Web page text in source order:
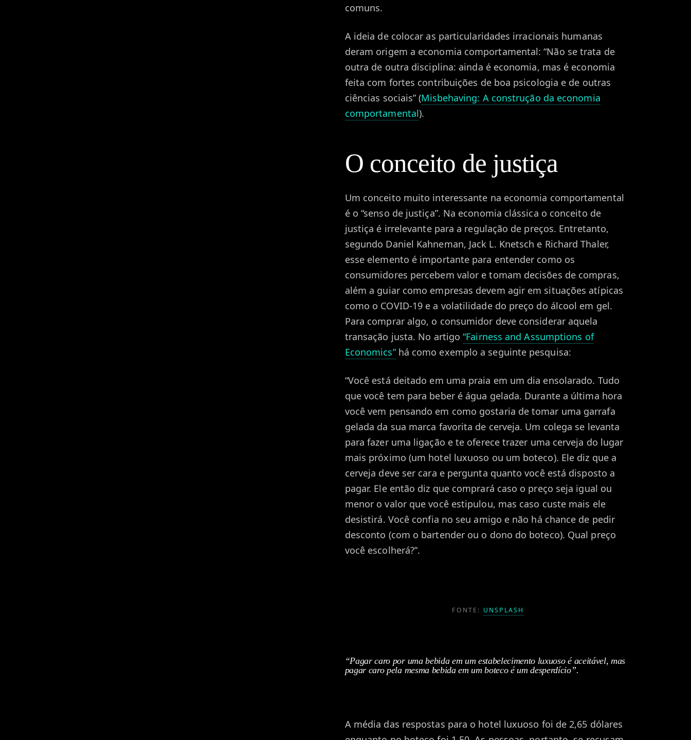
comuns.
A ideia de colocar as particularidades irracionais humanas
deram origem a economia comportamental: “Não se trata de
outra de outra disciplina: ainda é economia, mas é economia
feita com fortes contribuições de boa psicologia e de outras
ciências sociais” (Misbehaving: A construção da economia
comportamental).
O conceito de justiça
Um conceito muito interessante na economia comportamental
é o “senso de justiça”. Na economia clássica o conceito de
justiça é irrelevante para a regulação de preços. Entretanto,
segundo Daniel Kahneman, Jack L. Knetsch e Richard Thaler,
esse elemento é importante para entender como os
consumidores percebem valor e tomam decisões de compras,
além a guiar como empresas devem agir em situações atípicas
como o COVID-19 e a volatilidade do preço do álcool em gel.
Para comprar algo, o consumidor deve considerar aquela
transação justa. No artigo“Fairness and Assumptions of
Economics”há como exemplo a seguinte pesquisa:
“Você está deitado em uma praia em um dia ensolarado. Tudo
que você tem para beber é água gelada. Durante a última hora
você vem pensando em como gostaria de tomar uma garrafa
gelada da sua marca favorita de cerveja. Um colega se levanta
para fazer uma ligação e te oferece trazer uma cerveja do lugar
mais próximo (um hotel luxuoso ou um boteco). Ele diz que a
cerveja deve ser cara e pergunta quanto você está disposto a
pagar. Ele então diz que comprará caso o preço seja igual ou
menor o valor que você estipulou, mas caso custe mais ele
desistirá. Você confia no seu amigo e não há chance de pedir
desconto (com o bartender ou o dono do boteco). Qual preço
você escolherá?”.
FONTE: UNSPLASH
“Pagar caro por uma bebida em um estabelecimento luxuoso é aceitável, mas
pagar caro pela mesma bebida em um boteco é um desperdício”.
A média das respostas para o hotel luxuoso foi de 2,65 dólares